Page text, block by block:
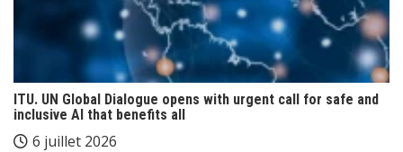
ITU. UN Global Dialogue opens with urgent call for safe and
inclusive AI that benefits all
6 juillet 2026